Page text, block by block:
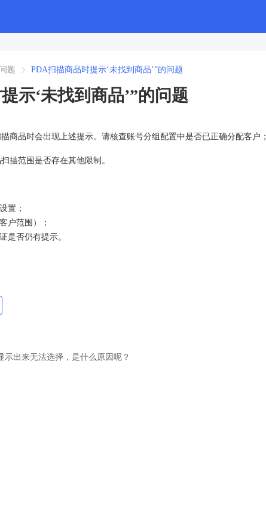
题 PDA扫描商品时提示‘未找到商品’”的问题
示‘未找到商品’”的问题
商品时会出现上述提示。请核查账号分组配置中是否已正确分配客户；
描范围是否存在其他限制。
置；
户范围）；
是否仍有提示。
示出来无法选择，是什么原因呢？